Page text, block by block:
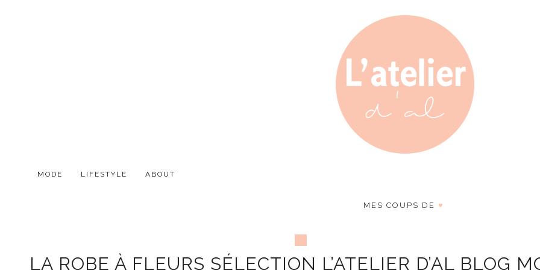
MODE LIFESTYLE ABOUT
MES COUPS DE ♥
LA ROBE À FLEURS SÉLECTION L’ATELIER D’AL BLOG